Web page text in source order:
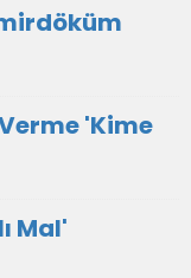
'Kime
Mal'